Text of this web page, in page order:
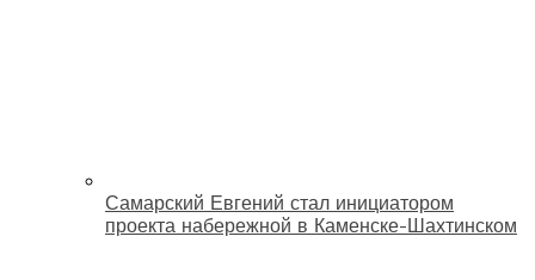
Самарский Евгений стал инициатором
проекта набережной в Каменске-Шахтинском